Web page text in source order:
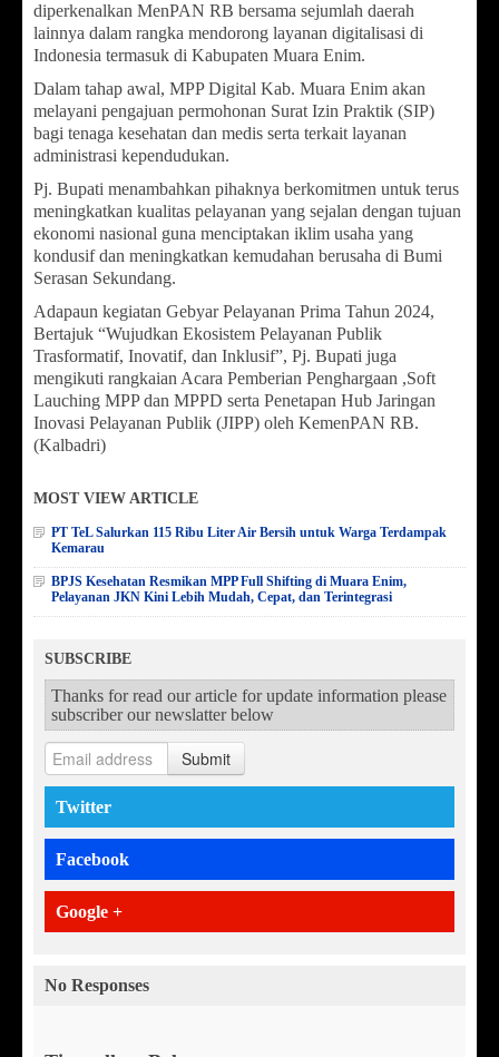
diperkenalkan MenPAN RB bersama sejumlah daerah
lainnya dalam rangka mendorong layanan digitalisasi di
Indonesia termasuk di Kabupaten Muara Enim.
Dalam tahap awal, MPP Digital Kab. Muara Enim akan
melayani pengajuan permohonan Surat Izin Praktik (SIP)
bagi tenaga kesehatan dan medis serta terkait layanan
administrasi kependudukan.
Pj. Bupati menambahkan pihaknya berkomitmen untuk terus
meningkatkan kualitas pelayanan yang sejalan dengan tujuan
ekonomi nasional guna menciptakan iklim usaha yang
kondusif dan meningkatkan kemudahan berusaha di Bumi
Serasan Sekundang.
Adapaun kegiatan Gebyar Pelayanan Prima Tahun 2024,
Bertajuk “Wujudkan Ekosistem Pelayanan Publik
Trasformatif, Inovatif, dan Inklusif”, Pj. Bupati juga
mengikuti rangkaian Acara Pemberian Penghargaan ,Soft
Lauching MPP dan MPPD serta Penetapan Hub Jaringan
Inovasi Pelayanan Publik (JIPP) oleh KemenPAN RB.
(Kalbadri)
MOST VIEW ARTICLE
PT TeL Salurkan 115 Ribu Liter Air Bersih untuk Warga Terdampak
Kemarau
BPJS Kesehatan Resmikan MPP Full Shifting di Muara Enim,
Pelayanan JKN Kini Lebih Mudah, Cepat, dan Terintegrasi
SUBSCRIBE
Thanks for read our article for update information please
subscriber our newslatter below
Submit
Twitter
Facebook
Google +
No Responses